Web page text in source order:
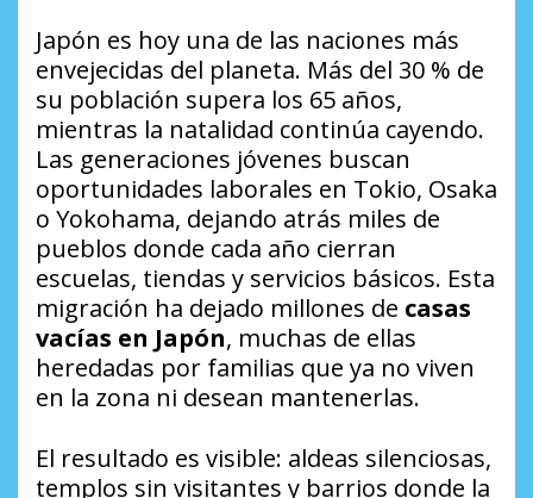
Japón es hoy una de las naciones más
envejecidas del planeta. Más del 30 % de
su población supera los 65 años,
mientras la natalidad continúa cayendo.
Las generaciones jóvenes buscan
oportunidades laborales en Tokio, Osaka
o Yokohama, dejando atrás miles de
pueblos donde cada año cierran
escuelas, tiendas y servicios básicos. Esta
migración ha dejado millones de casas
vacías en Japón, muchas de ellas
heredadas por familias que ya no viven
en la zona ni desean mantenerlas.
El resultado es visible: aldeas silenciosas,
templos sin visitantes y barrios donde la